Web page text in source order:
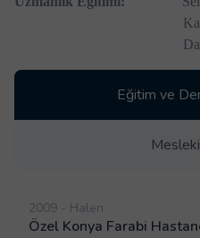
Eğitim ve
Mesleki
2009 - Halen
Özel Konya Farabi